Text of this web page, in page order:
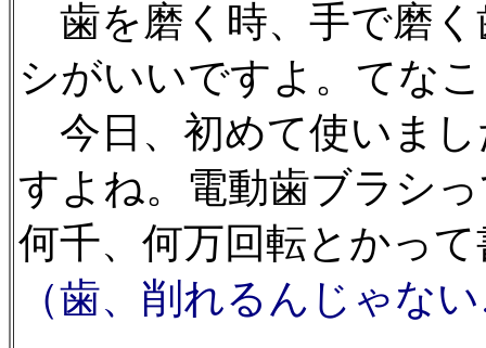
歯を磨く時、手で磨く
シがいいですよ。てな
今日、初めて使いま
すよね。電動歯ブラシ
何千、何万回転とかっ
（歯、削れるんじゃな